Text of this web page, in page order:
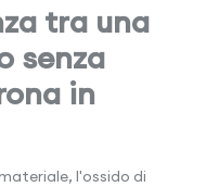
tra una
senza
in
l'ossido di